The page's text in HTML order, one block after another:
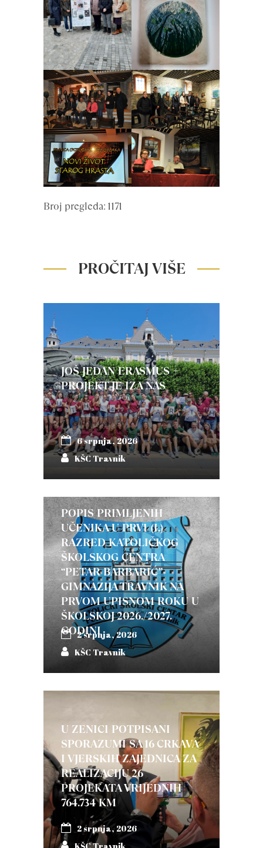
Broj pregleda: 1171
PROČITAJ VIŠE
JOŠ JEDAN ERASMUS +
PROJEKT JE IZA NAS
6 srpnja, 2026
KŠC Travnik
POPIS PRIMLJENIH
UČENIKA U PRVI (I.)
RAZRED KATOLIČKOG
ŠKOLSKOG CENTRA
“PETAR BARBARIĆ”-
GIMNAZIJA TRAVNIK NA
PRVOM UPISNOM ROKU U
ŠKOLSKOJ 2026./2027.
GODINI
2 srpnja, 2026
KŠC Travnik
U ZENICI POTPISANI
SPORAZUMI SA 16 CRKAVA
I VJERSKIH ZAJEDNICA ZA
REALIZACIJU 26
PROJEKATA VRIJEDNIH
764.734 KM
2 srpnja, 2026